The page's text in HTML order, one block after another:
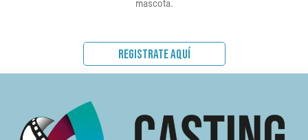
mascota.
REGISTRATE AQUÍ